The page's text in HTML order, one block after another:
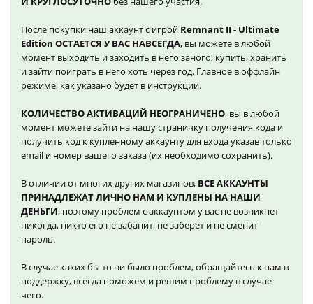
После покупки наш аккаунт с игрой Remnant II - Ultimate
Edition ОСТАЕТСЯ У ВАС НАВСЕГДА, вы можете в любой
момент выходить и заходить в него заного, купить, хранить
и зайти поиграть в него хоть через год. Главное в оффлайн
режиме, как указано будет в инструкции.
КОЛИЧЕСТВО АКТИВАЦИЙ НЕОГРАНИЧЕНО, вы в любой
момент можете зайти на нашу страничку получения кода и
получить код к купленному аккаунту для входа указав только
email и номер вашего заказа (их необходимо сохранить).
В отличии от многих других магазинов, ВСЕ АККАУНТЫ
ПРИНАДЛЕЖАТ ЛИЧНО НАМ И КУПЛЕНЫ НА НАШИ
ДЕНЬГИ, поэтому проблем с аккаунтом у вас не возникнет
никогда, никто его не забанит, не заберет и не сменит
пароль.
В случае каких бы то ни было проблем, обращайтесь к нам в
поддержку, всегда поможем и решим проблему в случае
чего.